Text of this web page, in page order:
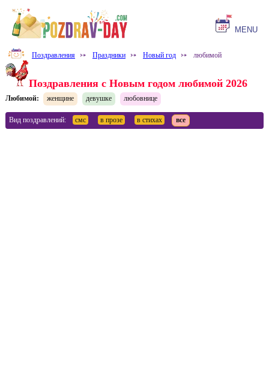
MENU
Поздравления ⤐ Праздники ⤐ Новый год ⤐ любимой
Поздравления с Новым годом любимой 2026
Любимой: женщине девушке любовнице
Вид поздравлений: смс в прозе в стихах все